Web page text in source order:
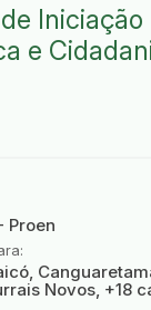
Iniciação
e
Proen
Novos, +18